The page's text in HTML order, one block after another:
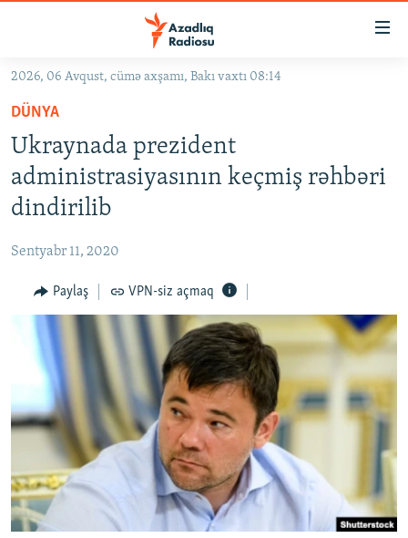
Əsas
qayıt
Əsas
naviqasiyaya
qayıt
Axtarışa
#İZAHLA
KORRUPSIOMETR
#ƏSLINDƏ
QANUNI DOĞRU
ARAŞDIRMA
MULTIMEDIA
VIDEO
FOTOQALEREYA
İNFOQRAFIKA
KARIKATURA
RADIO ARXIV
OXU ZALI
AZƏRBAYCAN ƏDƏBIYYATI KITABXANASI
İSLAM VƏ DEMOKRATIYA
İZ - MƏDƏNIYYƏT PROQRAMI
HAQQIMIZDA
MISSIYAMIZ
PEŞƏ ETIKASI VƏ JURNALISTIKA STANDARTLARIMIZ
MATERIALLARIMIZDAN ISTIFADƏ
AZADLIQRADIOSU MOBIL TELEFONUNUZDA
BIZI IZLƏ
RFE/RL-in bütün saytları
2026, 06 Avqust, cümə axşamı, Bakı vaxtı 08:14
DÜNYA
Ukraynada prezident
administrasiyasının keçmiş rəhbəri
dindirilib
Sentyabr 11, 2020
Paylaş VPN-siz açmaq